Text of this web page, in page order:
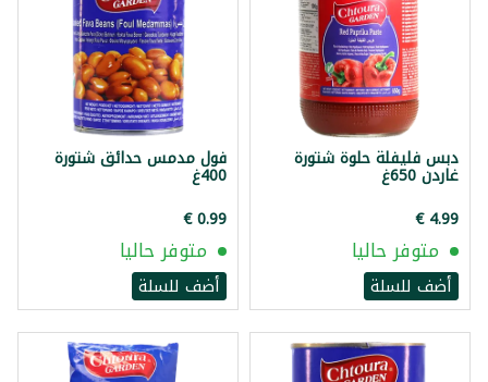
دبس فليفلة حلوة شتورة
غاردن 650غ
متوفر حاليا
أضف للسلة
فول مدمس حدائق شتورة
400غ
متوفر حاليا
أضف للسلة